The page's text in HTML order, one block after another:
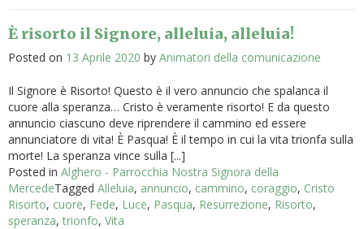
È risorto il Signore, alleluia, alleluia!
Posted on 13 Aprile 2020 by Animatori della comunicazione
Il Signore è Risorto! Questo è il vero annuncio che spalanca il
cuore alla speranza… Cristo è veramente risorto! E da questo
annuncio ciascuno deve riprendere il cammino ed essere
annunciatore di vita! È Pasqua! È il tempo in cui la vita trionfa sulla
morte! La speranza vince sulla [...]
Posted in Alghero - Parrocchia Nostra Signora della
MercedeTagged Alleluia, annuncio, cammino, coraggio, Cristo
Risorto, cuore, Fede, Luce, Pasqua, Resurrezione, Risorto,
speranza,trionfo, Vita